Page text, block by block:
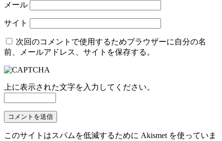
メール
サイト
次回のコメントで使用するためブラウザーに自分の名
前、メールアドレス、サイトを保存する。
上に表示された文字を入力してください。
このサイトはスパムを低減するために Akismet を使っていま